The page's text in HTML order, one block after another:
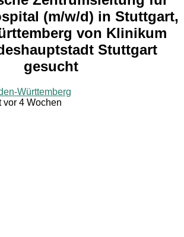
(m/w/d) in Stuttgart,
von Klinikum
Stuttgart
gesucht
Württemberg
vor 4 Wochen